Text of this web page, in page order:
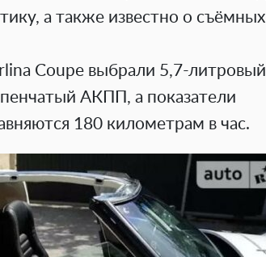
а также известно о съёмных
Coupe выбрали 5,7-литровый
АКПП, а показатели
180 километрам в час.